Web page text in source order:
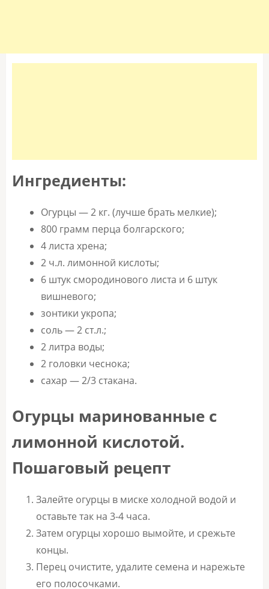
Ингредиенты:
Огурцы — 2 кг. (лучше брать мелкие);
800 грамм перца болгарского;
4 листа хрена;
2 ч.л. лимонной кислоты;
6 штук смородинового листа и 6 штук
вишневого;
зонтики укропа;
соль — 2 ст.л.;
2 литра воды;
2 головки чеснока;
сахар — 2/3 стакана.
Огурцы маринованные с
лимонной кислотой.
Пошаговый рецепт
Залейте огурцы в миске холодной водой и
оставьте так на 3-4 часа.
Затем огурцы хорошо вымойте, и срежьте
концы.
Перец очистите, удалите семена и нарежьте
его полосочками.